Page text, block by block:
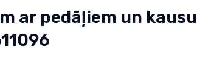
ar pedāļiem un